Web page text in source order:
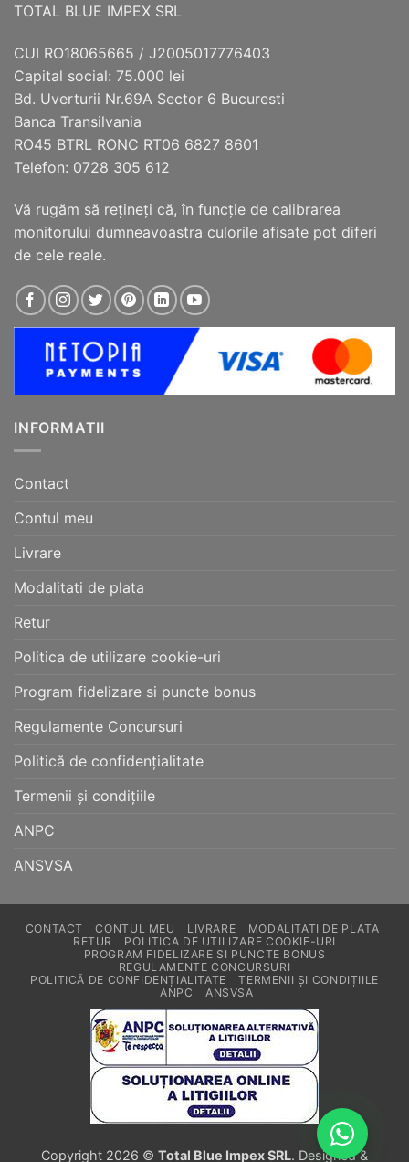
TOTAL BLUE IMPEX SRL
CUI RO18065665 / J2005017776403
Capital social: 75.000 lei
Bd. Uverturii Nr.69A Sector 6 Bucuresti
Banca Transilvania
RO45 BTRL RONC RT06 6827 8601
Telefon: 0728 305 612
Vă rugăm să reţineţi că, în funcţie de calibrarea
monitorului dumneavoastra culorile afisate pot diferi
de cele reale.
INFORMATII
Contact
Contul meu
Livrare
Modalitati de plata
Retur
Politica de utilizare cookie-uri
Program fidelizare si puncte bonus
Regulamente Concursuri
Politică de confidențialitate
Termenii și condițiile
ANPC
ANSVSA
CONTACT CONTUL MEU LIVRARE
MODALITATI DE PLATA
RETUR
POLITICA DE UTILIZARE COOKIE-URI
PROGRAM FIDELIZARE SI PUNCTE BONUS
REGULAMENTE CONCURSURI
POLITICĂ DE CONFIDENȚIALITATE
TERMENII ȘI CONDIȚIILE
ANPC
ANSVSA
Copyright 2026 © Total Blue Impex SRL. Designed &